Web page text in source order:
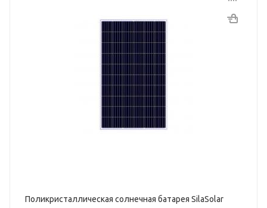
Поликристаллическая солнечная батарея SilaSolar